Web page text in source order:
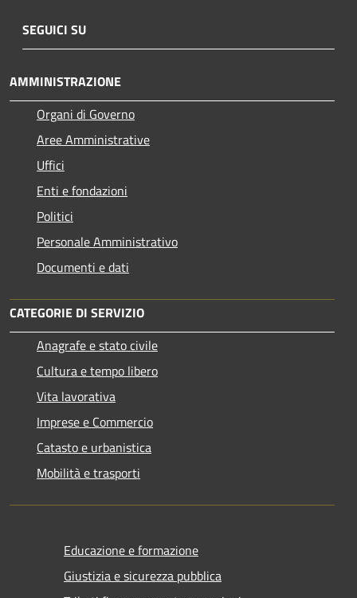
SEGUICI SU
AMMINISTRAZIONE
Organi di Governo
Aree Amministrative
Uffici
Enti e fondazioni
Politici
Personale Amministrativo
Documenti e dati
CATEGORIE DI SERVIZIO
Anagrafe e stato civile
Cultura e tempo libero
Vita lavorativa
Imprese e Commercio
Catasto e urbanistica
Mobilità e trasporti
Educazione e formazione
Giustizia e sicurezza pubblica